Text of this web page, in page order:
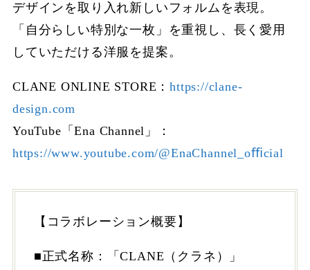
デザインを取り⼊れ新しいフォルムを表現。
「⾃分らしい特別な⼀枚」を重視し、⻑く愛⽤
していただける洋服を提案。
CLANE ONLINE STORE：https://clane-
design.com
YouTube「Ena Channel」：
https://www.youtube.com/@EnaChannel_oﬃcial
【コラボレーション概要】
■正式名称：「CLANE（クラネ）」